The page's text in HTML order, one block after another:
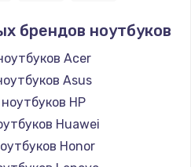
брендов ноутбуков
Acer
Asus
HP
Huawei
Honor